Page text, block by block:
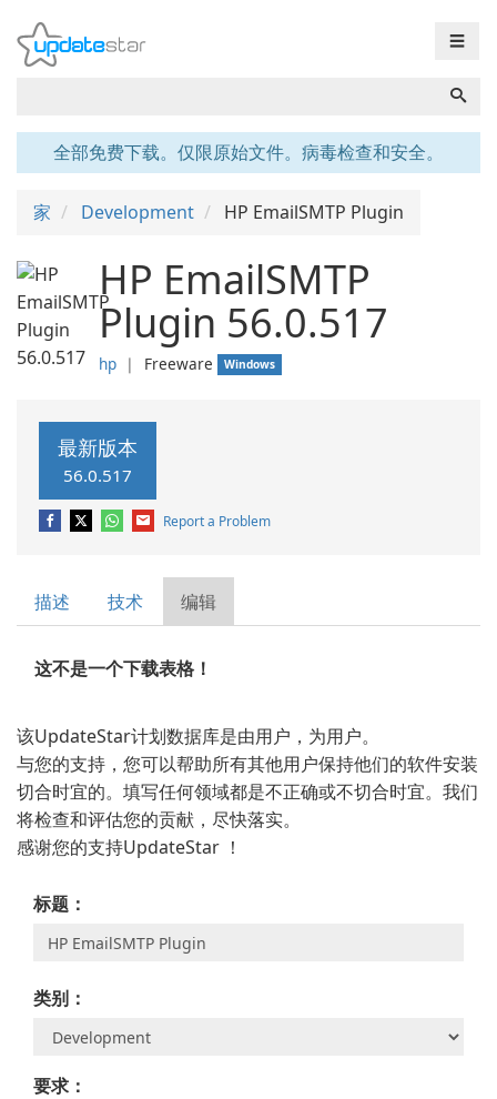
☰
全部免费下载。仅限原始文件。病毒检查和安全。
家 Development HP EmailSMTP Plugin
HP EmailSMTP
Plugin 56.0.517
hp ❘ Freeware Windows
最新版本
56.0.517
Report a Problem
描述 技术 编辑
这不是一个下载表格！
该UpdateStar计划数据库是由用户，为用户。
与您的支持，您可以帮助所有其他用户保持他们的软件安装
切合时宜的。填写任何领域都是不正确或不切合时宜。我们
将检查和评估您的贡献，尽快落实。
感谢您的支持UpdateStar ！
标题：
类别：
要求：